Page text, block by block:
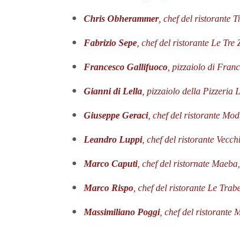
Chris Obherammer, chef del ristorante
Fabrizio Sepe , chef del ristorante Le Tre
Francesco Gallifuoco , pizzaiolo di
Gianni di Lella , pizzaiolo della
Giuseppe Geraci, chef del ristorante
Leandro Luppi, chef del ristorante
Marco Caputi, chef del ristornate
Marco Rispo chef del ristorante Le
Massimiliano Poggi, chef del ristorante